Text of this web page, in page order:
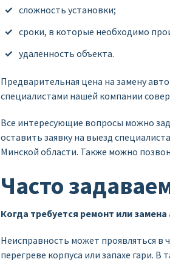
сложность установки;
сроки, в которые необходимо
удаленность объекта.
Предварительная цена на замену
специалистами нашей компании
Все интересующие вопросы можно
оставить заявку на выезд
Минской области. Также можно
Часто
Когда требуется ремонт или
Неисправность может проявляться
перегреве корпуса или запахе гари. В